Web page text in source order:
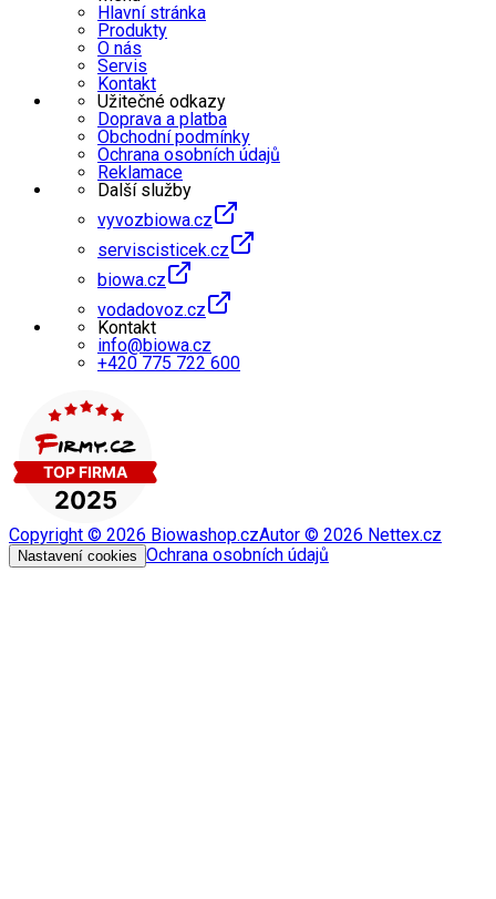
Hlavní stránka
Produkty
O nás
Servis
Kontakt
Užitečné odkazy
Doprava a platba
Obchodní podmínky
Ochrana osobních údajů
Reklamace
Další služby
vyvozbiowa.cz
serviscisticek.cz
biowa.cz
vodadovoz.cz
Kontakt
info@biowa.cz
+420 775 722 600
Copyright © 2026 Biowashop.czAutor © 2026 Nettex.cz
Nastavení cookies Ochrana osobních údajů